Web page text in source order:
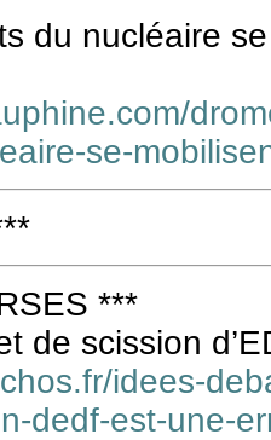
du nucléaire
se-
***
de scission
idees-
dedf-est-une-